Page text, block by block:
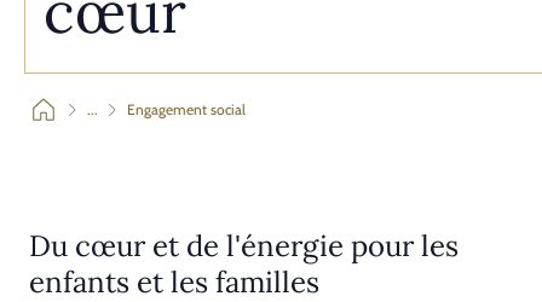
... Engagement social
Du cœur et de l'énergie pour les
enfants et les familles